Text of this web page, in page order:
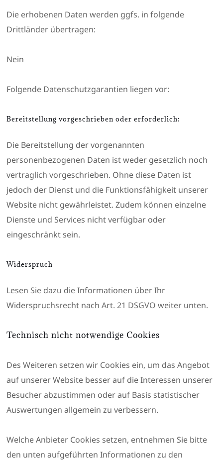
Die erhobenen Daten werden ggfs. in folgende
Drittländer übertragen:
Nein
Folgende Datenschutzgarantien liegen vor:
Bereitstellung vorgeschrieben oder erforderlich:
Die Bereitstellung der vorgenannten
personenbezogenen Daten ist weder gesetzlich noch
vertraglich vorgeschrieben. Ohne diese Daten ist
jedoch der Dienst und die Funktionsfähigkeit unserer
Website nicht gewährleistet. Zudem können einzelne
Dienste und Services nicht verfügbar oder
eingeschränkt sein.
Widerspruch
Lesen Sie dazu die Informationen über Ihr
Widerspruchsrecht nach Art. 21 DSGVO weiter unten.
Technisch nicht notwendige Cookies
Des Weiteren setzen wir Cookies ein, um das Angebot
auf unserer Website besser auf die Interessen unserer
Besucher abzustimmen oder auf Basis statistischer
Auswertungen allgemein zu verbessern.
Welche Anbieter Cookies setzen, entnehmen Sie bitte
den unten aufgeführten Informationen zu den